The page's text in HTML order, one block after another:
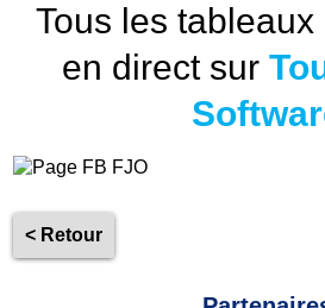
Tous les
en direct sur
< Retour